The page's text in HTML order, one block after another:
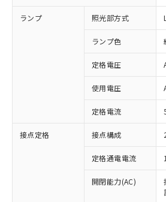
ランプ 照光部方式
ランプ色
定格電圧
使用電圧
定格電流
接点定格 接点構成
定格通電電流
開閉能力(AC)
ご利用条件
以下の条件をお読みいただき
ご利用ください。
本サービスは、当社制
商品の当社在庫状況お
(税抜)を提供させていた
当社制御機器事業取扱
対応済み：EU RoHS指令
非含有に対応した製品が提
対応予定：EU RoHS指令（
有に対応した製品に切り替え
対応予定なし：EU RoHS指令
非含有に非対応の商品で、対
調査・確認中：EU RoHS指令
非含有の対応状況を調査中
非該当品：ライセンス料な
害物質有無と関係のない商品
仕入先様の事情により、非
「○」：最大均質材料含有率
基準値以下であることを示し
「×」：最大均質材料含有率